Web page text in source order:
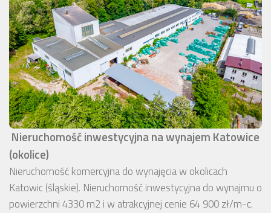
Nieruchomość inwestycyjna na wynajem Katowice
(okolice)
Nieruchomość komercyjna do wynajęcia w okolicach
Katowic (śląskie). Nieruchomość inwestycyjna do wynajmu o
powierzchni 4330 m2 i w atrakcyjnej cenie 64 900 zł/m-c.